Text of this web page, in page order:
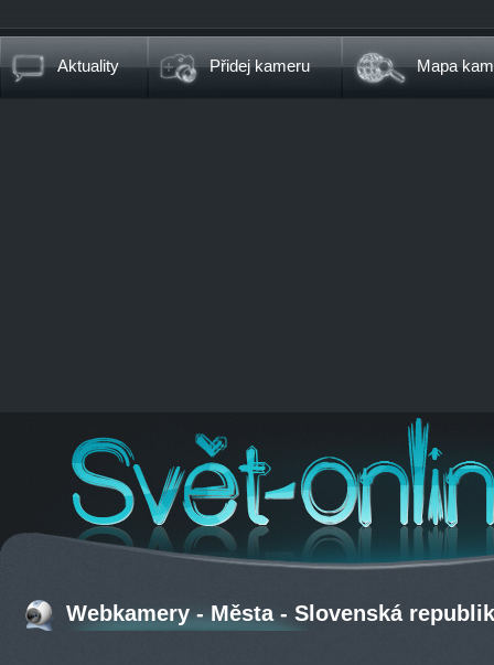
Aktuality Přidej kameru Mapa
Webkamery - Města - Slovenská